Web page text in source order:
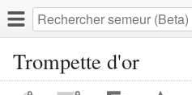
Trompette d'or